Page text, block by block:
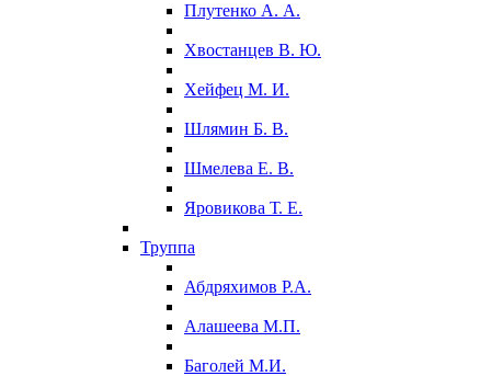
Плутенко А. А.
Хвостанцев В. Ю.
Хейфец М. И.
Шлямин Б. В.
Шмелева Е. В.
Яровикова Т. Е.
Труппа
Абдряхимов Р.А.
Алашеева М.П.
Баголей М.И.